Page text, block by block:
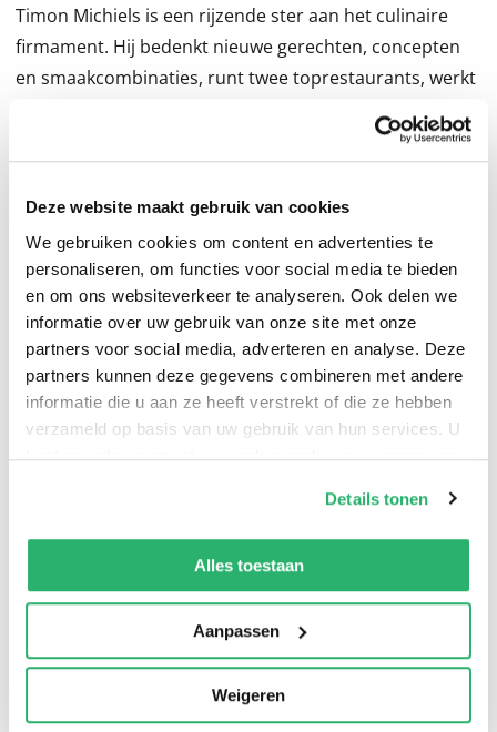
Deze website maakt gebruik van cookies
We gebruiken cookies om content en advertenties te
personaliseren, om functies voor social media te bieden
en om ons websiteverkeer te analyseren. Ook delen we
informatie over uw gebruik van onze site met onze
partners voor social media, adverteren en analyse. Deze
partners kunnen deze gegevens combineren met andere
informatie die u aan ze heeft verstrekt of die ze hebben
verzameld op basis van uw gebruik van hun services. U
kunt op ieder moment uw cookievoorkeuren aanpassen
We werken samen met13 derdendie uw gegevens
kunnen ontvangen en verwerken.
Details tonen
Alles toestaan
Aanpassen
Weigeren
Timon Michiels is een rijzende ster aan het culinaire
firmament. Hij bedenkt nieuwe gerechten, concepten
en smaakcombinaties, runt twee toprestaurants, werkt
In dit smaakmakende boek brengt Timon Michiels
frisse, originele en toegankelijke recepten om te delen
met je familie of vrienden: côte à l'os, zeetong,
quesadilla’s, zuurdesempizza's en nog veel meer. De
fun in het samen koken en eten staat bij alle gerechten
centraal. Neem een stoel, ga mee aan tafel zitten... en
geniet!